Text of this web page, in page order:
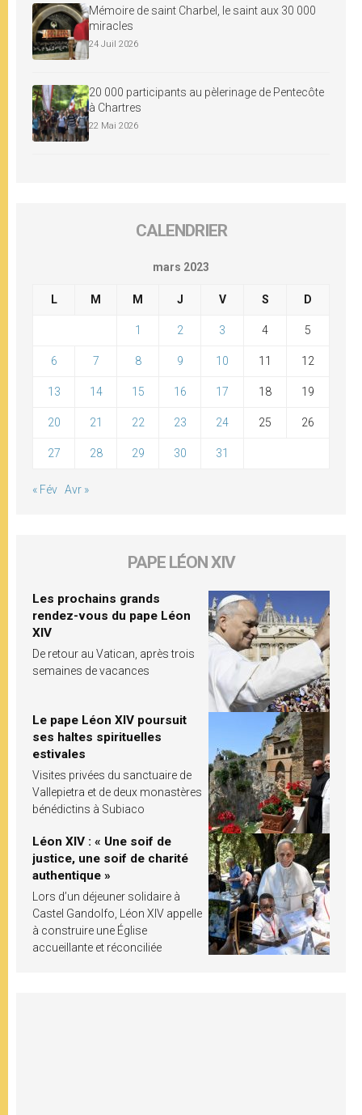
Mémoire de saint Charbel, le saint aux 30 000
miracles
24 Juil 2026
20 000 participants au pèlerinage de Pentecôte
à Chartres
22 Mai 2026
CALENDRIER
mars 2023
L M M J V S D
1 2 3 4 5
6 7 8 9 10 11 12
13 14 15 16 17 18 19
20 21 22 23 24 25 26
27 28 29 30 31
« Fév Avr »
PAPE LÉON XIV
Les prochains grands
rendez-vous du pape Léon
XIV
De retour au Vatican, après trois
semaines de vacances
Le pape Léon XIV poursuit
ses haltes spirituelles
estivales
Visites privées du sanctuaire de
Vallepietra et de deux monastères
bénédictins à Subiaco
Léon XIV : « Une soif de
justice, une soif de charité
authentique »
Lors d’un déjeuner solidaire à
Castel Gandolfo, Léon XIV appelle
à construire une Église
accueillante et réconciliée